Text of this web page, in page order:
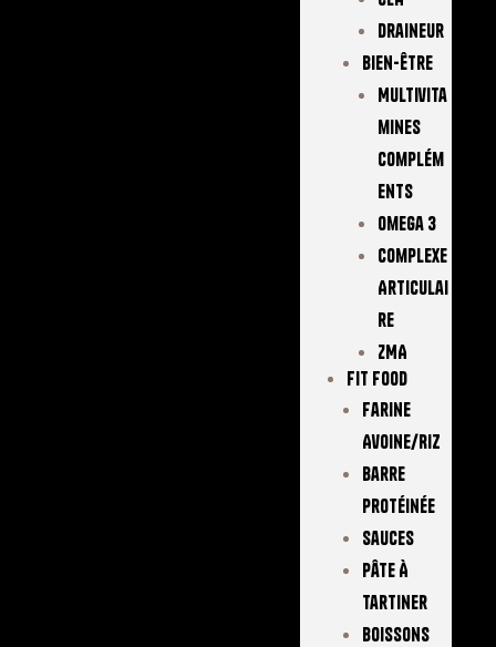
Draineur
Bien-Être
Multivita
Mines
Complém
Ents
Omega 3
Complexe
Articulai
Re
ZMA
FIT FOOD
Farine
Avoine/Riz
Barre
Protéinée
Sauces
Pâte À
Tartiner
Boissons